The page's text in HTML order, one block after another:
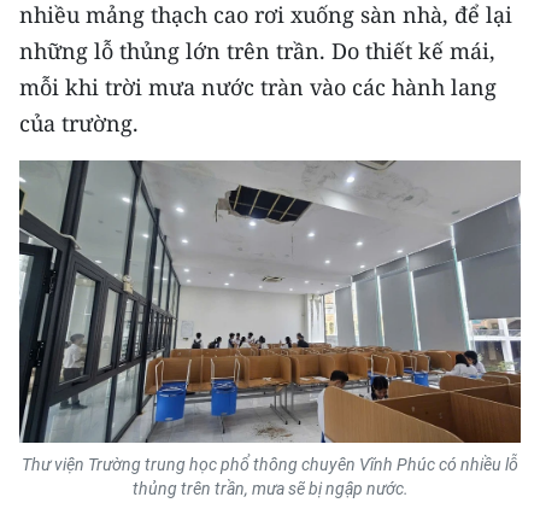
nhiều mảng thạch cao rơi xuống sàn nhà, để lại
những lỗ thủng lớn trên trần. Do thiết kế mái,
mỗi khi trời mưa nước tràn vào các hành lang
của trường.
Thư viện Trường trung học phổ thông chuyên Vĩnh Phúc có nhiều lỗ
thủng trên trần, mưa sẽ bị ngập nước.